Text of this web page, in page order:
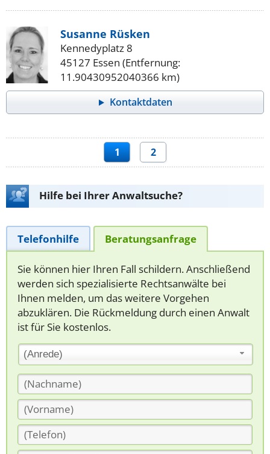
Susanne Rüsken
Kennedyplatz 8
45127 Essen (Entfernung:
11.90430952040366 km)
Kontaktdaten
1 2
Hilfe bei Ihrer Anwaltsuche?
Telefonhilfe Beratungsanfrage
Sie können hier Ihren Fall schildern. Anschließend
werden sich spezialisierte Rechtsanwälte bei
Ihnen melden, um das weitere Vorgehen
abzuklären. Die Rückmeldung durch einen Anwalt
ist für Sie kostenlos.
(Anrede)